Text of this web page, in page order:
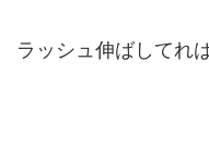
ラッシュ伸ばしてれ